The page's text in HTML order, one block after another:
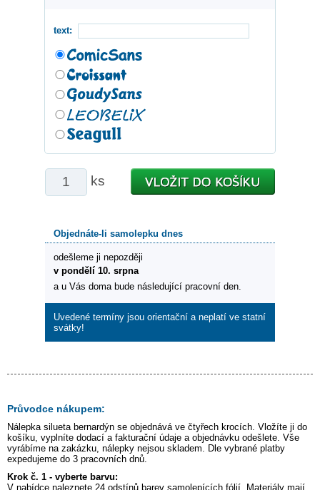
text:
ks
Objednáte-li samolepku dnes
odešleme ji nepozději
v pondělí 10. srpna
a u Vás doma bude následující pracovní den.
Uvedené termíny jsou orientační a neplatí ve statní
svátky!
Průvodce nákupem:
Nálepka silueta bernardýn se objednává ve čtyřech krocích. Vložíte ji do
košíku, vyplníte dodací a fakturační údaje a objednávku odešlete. Vše
vyrábíme na zakázku, nálepky nejsou skladem. Dle vybrané platby
expedujeme do 3 pracovních dnů.
Krok č. 1 - vyberte barvu:
V nabídce naleznete 24 odstínů barev samolepících fólií. Materiály mají